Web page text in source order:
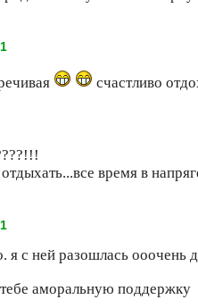
счастливо
время в
я с ней разошлась ооочень
аморальную поддержку